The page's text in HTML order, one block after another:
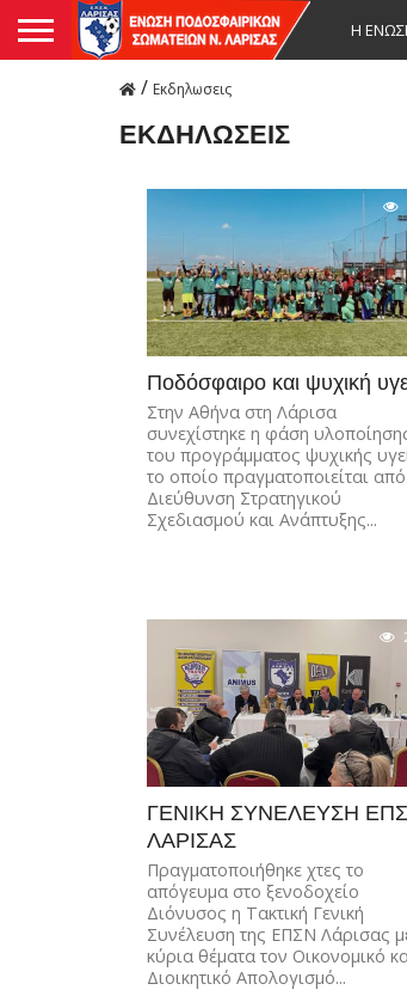
Η
/ Εκδηλωσεις
ΕΚΔΗΛΩΣΕΙΣ
Ποδόσφαιρο και ψυχική
Στην Αθήνα στη Λάρισα
συνεχίστηκε η φάση
του προγράμματος ψυχικής
το οποίο πραγματοποιείται από
Διεύθυνση Στρατηγικού
Σχεδιασμού και Ανάπτυξης...
ΓΕΝΙΚΗ ΣΥΝΕΛΕΥΣΗ
ΛΑΡΙΣΑΣ
Πραγματοποιήθηκε χτες το
απόγευμα στο ξενοδοχείο
Διόνυσος η Τακτική Γενική
Συνέλευση της ΕΠΣΝ Λάρισας
κύρια θέματα τον Οικονομικό
Διοικητικό Απολογισμό...